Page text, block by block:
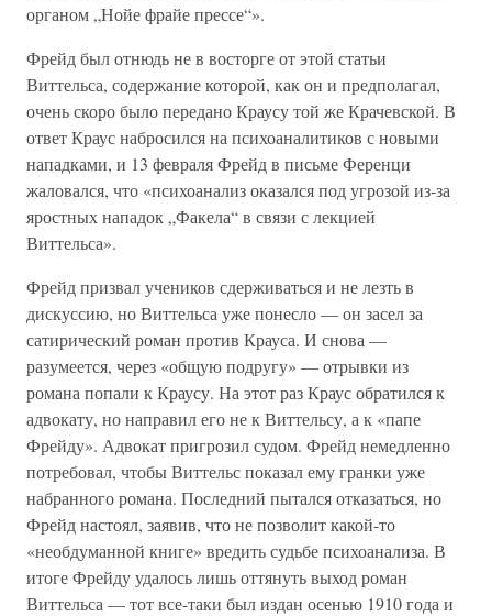
органом „Нойе фрайе прессе“».
Фрейд был отнюдь не в восторге от этой статьи
Виттельса, содержание которой, как он и предполагал,
очень скоро было передано Краусу той же Крачевской. В
ответ Краус набросился на психоаналитиков с новыми
нападками, и 13 февраля Фрейд в письме Ференци
жаловался, что «психоанализ оказался под угрозой из-за
яростных нападок „Факела“ в связи с лекцией
Виттельса».
Фрейд призвал учеников сдерживаться и не лезть в
дискуссию, но Виттельса уже понесло — он засел за
сатирический роман против Крауса. И снова —
разумеется, через «общую подругу» — отрывки из
романа попали к Краусу. На этот раз Краус обратился к
адвокату, но направил его не к Виттельсу, а к «папе
Фрейду». Адвокат пригрозил судом. Фрейд немедленно
потребовал, чтобы Виттельс показал ему гранки уже
набранного романа. Последний пытался отказаться, но
Фрейд настоял, заявив, что не позволит какой-то
«необдуманной книге» вредить судьбе психоанализа. В
итоге Фрейду удалось лишь оттянуть выход роман
Виттельса — тот все-таки был издан осенью 1910 года и